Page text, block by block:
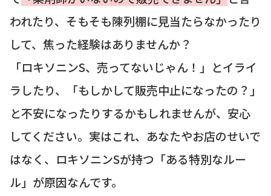
われたり、そもそも陳列棚に見当たらなかったり
して、焦った経験はありませんか？
「ロキソニンS、売ってないじゃん！」とイライ
ラしたり、「もしかして販売中止になったの？」
と不安になったりするかもしれませんが、安心
してください。実はこれ、あなたやお店のせいで
はなく、ロキソニンSが持つ「ある特別なルー
ル」が原因なんです。